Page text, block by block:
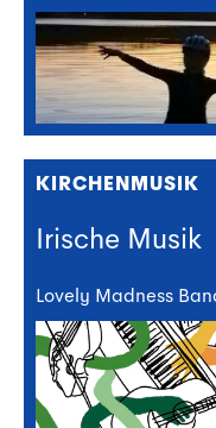
KIRCHENMUSIK
Irische Musik
Lovely Madness